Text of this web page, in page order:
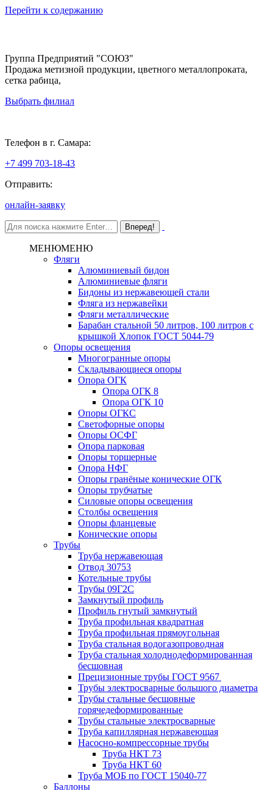
Перейти к содержанию
Группа Предприятий "СОЮЗ"
Продажа метизной продукции, цветного металлопроката,
сетка рабица,
Выбрать филиал
Телефон в г. Самара:
+7 499 703-18-43
Отправить:
онлайн-заявку
МЕНЮМЕНЮ
Фляги
Алюминиевый бидон
Алюминиевые фляги
Бидоны из нержавеющей стали
Фляга из нержавейки
Фляги металлические
Барабан стальной 50 литров, 100 литров с
крышкой Хлопок ГОСТ 5044-79
Опоры освещения
Многогранные опоры
Складывающиеся опоры
Опора ОГК
Опора ОГК 8
Опора ОГК 10
Опоры ОГКС
Светофорные опоры
Опоры ОСФГ
Опора парковая
Опоры торшерные
Опора НФГ
Опоры гранёные конические ОГК
Опоры трубчатые
Силовые опоры освещения
Столбы освещения
Опоры фланцевые
Конические опоры
Трубы
Труба нержавеющая
Отвод 30753
Котельные трубы
Трубы 09Г2С
Замкнутый профиль
Профиль гнутый замкнутый
Труба профильная квадратная
Труба профильная прямоугольная
Труба стальная водогазопроводная
Труба стальная холоднодеформированная
бесшовная
Прецизионные трубы ГОСТ 9567
Трубы электросварные большого диаметра
Трубы стальные бесшовные
горячедеформированные
Трубы стальные электросварные
Труба капиллярная нержавеющая
Насосно-компрессорные трубы
Труба НКТ 73
Труба НКТ 60
Труба МОБ по ГОСТ 15040-77
Баллоны